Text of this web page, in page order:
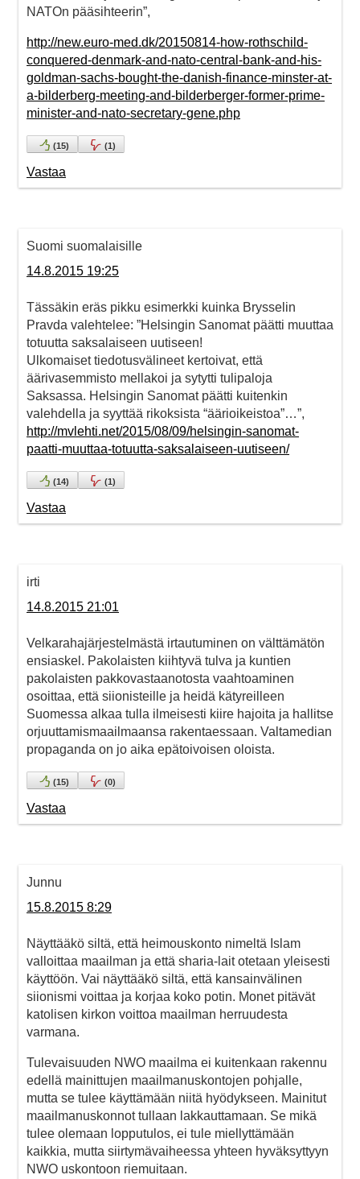
NATOn pääsihteerin”,
http://new.euro-med.dk/20150814-how-rothschild-
conquered-denmark-and-nato-central-bank-and-his-
goldman-sachs-bought-the-danish-finance-minster-at-
a-bilderberg-meeting-and-bilderberger-former-prime-
minister-and-nato-secretary-gene.php
(15) (1)
Vastaa
Suomi suomalaisille
14.8.2015 19:25
Tässäkin eräs pikku esimerkki kuinka Brysselin
Pravda valehtelee: ”Helsingin Sanomat päätti muuttaa
totuutta saksalaiseen uutiseen!
Ulkomaiset tiedotusvälineet kertoivat, että
äärivasemmisto mellakoi ja sytytti tulipaloja
Saksassa. Helsingin Sanomat päätti kuitenkin
valehdella ja syyttää rikoksista “äärioikeistoa”…”,
http://mvlehti.net/2015/08/09/helsingin-sanomat-
paatti-muuttaa-totuutta-saksalaiseen-uutiseen/
(14) (1)
Vastaa
irti
14.8.2015 21:01
Velkarahajärjestelmästä irtautuminen on välttämätön
ensiaskel. Pakolaisten kiihtyvä tulva ja kuntien
pakolaisten pakkovastaanotosta vaahtoaminen
osoittaa, että siionisteille ja heidä kätyreilleen
Suomessa alkaa tulla ilmeisesti kiire hajoita ja hallitse
orjuuttamismaailmaansa rakentaessaan. Valtamedian
propaganda on jo aika epätoivoisen oloista.
(15) (0)
Vastaa
Junnu
15.8.2015 8:29
Näyttääkö siltä, että heimouskonto nimeltä Islam
valloittaa maailman ja että sharia-lait otetaan yleisesti
käyttöön. Vai näyttääkö siltä, että kansainvälinen
siionismi voittaa ja korjaa koko potin. Monet pitävät
katolisen kirkon voittoa maailman herruudesta
varmana.
Tulevaisuuden NWO maailma ei kuitenkaan rakennu
edellä mainittujen maailmanuskontojen pohjalle,
mutta se tulee käyttämään niitä hyödykseen. Mainitut
maailmanuskonnot tullaan lakkauttamaan. Se mikä
tulee olemaan lopputulos, ei tule miellyttämään
kaikkia, mutta siirtymävaiheessa yhteen hyväksyttyyn
NWO uskontoon riemuitaan.